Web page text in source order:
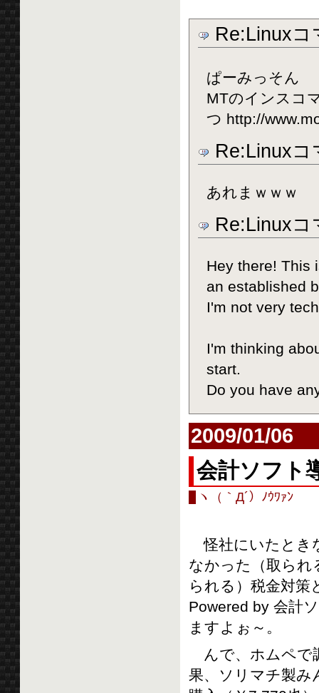
Re:Linux
ぱーみっそん
MTのインスコ
つ http://
Re:Linux
あれまｗｗｗ
Re:Linux
Hey there! This
an established
I'm not very
I'm thinking
start.
Do you have
2009/01/06
会計ソフト
ヽ（｀Д´）ﾉｳﾜｧﾝ
怪社にいたとき
なかった（取られ
られる）税金対策
Powered by 会計
ますよぉ～。
んで、ホムペで
果、ソリマチ製み